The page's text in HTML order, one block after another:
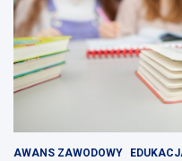
AWANS ZAWODOWY